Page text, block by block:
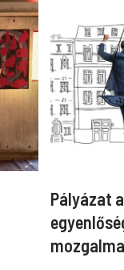
Pályázat